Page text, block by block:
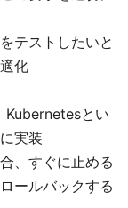
テストしたいと
化
Kubernetesとい
実装
、すぐに止める
ールバックする